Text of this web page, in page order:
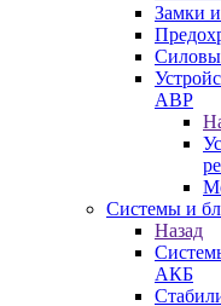
Замки
АВР
Системы и
Назад
АКБ